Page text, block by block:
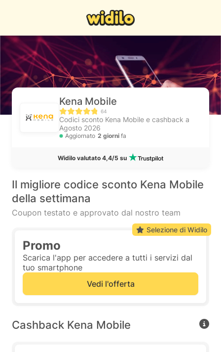
Kena Mobile
64
Codici sconto Kena Mobile e cashback a
Agosto 2026
Aggiornato 2 giorni fa
Widilo valutato 4,4/5 su
Il migliore codice sconto Kena Mobile
della settimana
Coupon testato e approvato dal nostro team
Promo
Scarica l'app per accedere a tutti i servizi dal
tuo smartphone
Vedi l'offerta
Selezione di Widilo
Cashback Kena Mobile